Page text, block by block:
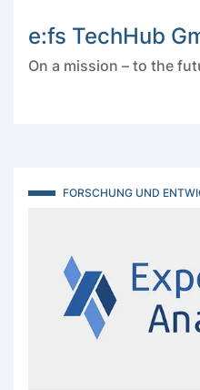
e:fs TechHub
On a mission – to the
FORSCHUNG UND